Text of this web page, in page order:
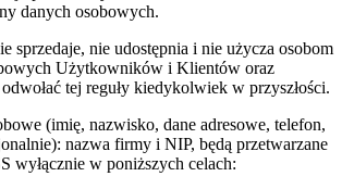
danych osobowych.
sprzedaje, nie udostępnia i nie użycza osobom
Użytkowników i Klientów oraz
tej reguły kiedykolwiek w przyszłości.
(imię, nazwisko, dane adresowe, telefon,
nazwa firmy i NIP, będą przetwarzane
wyłącznie w poniższych celach: